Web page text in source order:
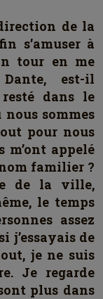
de la
s’amuser à
tour en me
est-il
dans le
sommes
pour nous
m’ont appelé
familier ?
de la ville,
le temps
assez
j’essayais de
je ne suis
Je regarde
plus dans